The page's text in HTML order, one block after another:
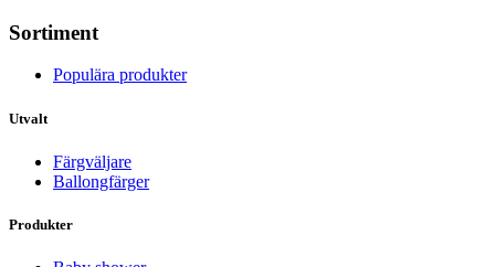
Sortiment
Populära produkter
Utvalt
Färgväljare
Ballongfärger
Produkter